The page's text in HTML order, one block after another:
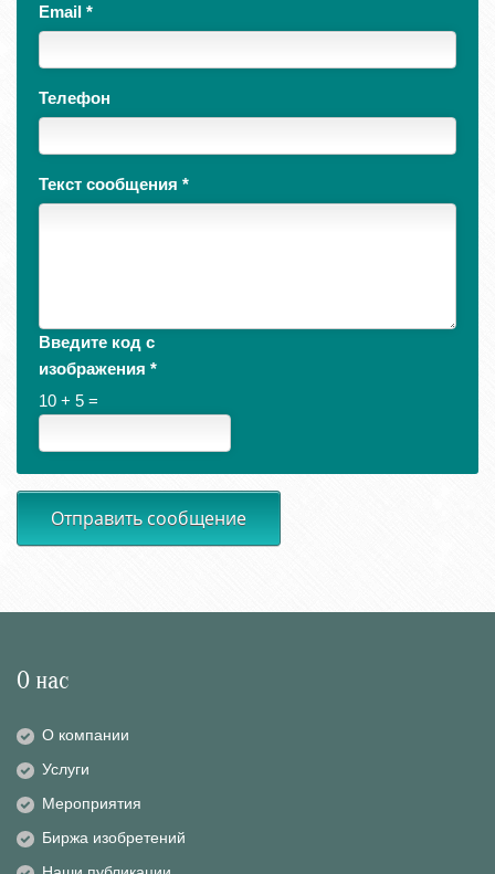
Email *
Телефон
Текст сообщения *
Введите код с
изображения *
10 + 5 =
Отправить сообщение
О нас
О компании
Услуги
Мероприятия
Биржа изобретений